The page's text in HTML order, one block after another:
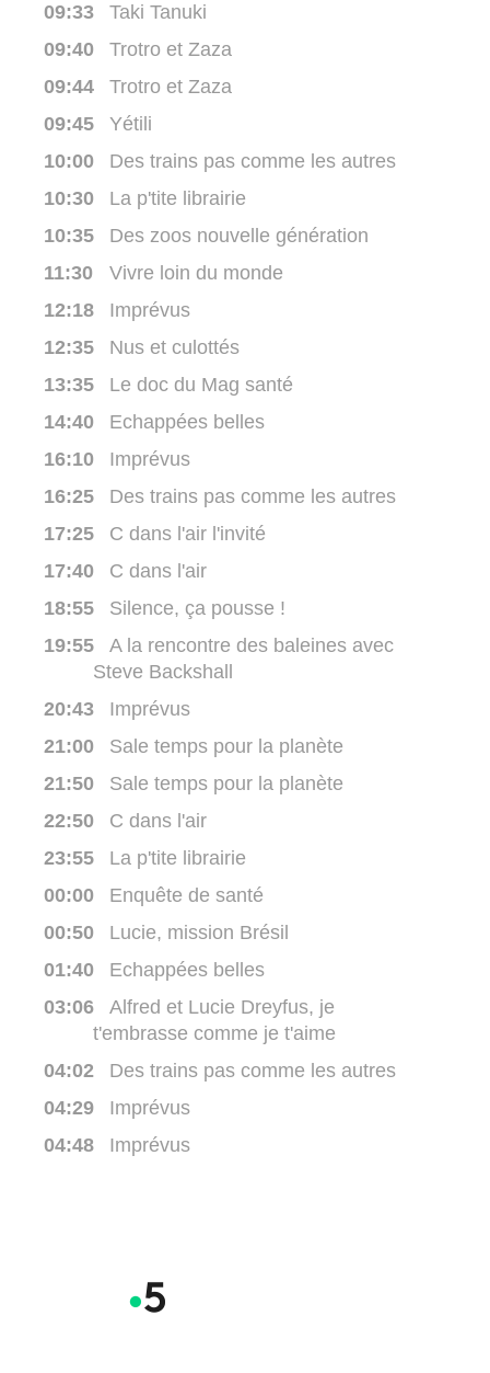
09:33Taki Tanuki
09:40Trotro et Zaza
09:44Trotro et Zaza
09:45Yétili
10:00Des trains pas comme les autres
10:30La p'tite librairie
10:35Des zoos nouvelle génération
11:30 Vivre loin du monde
12:18Imprévus
12:35Nus et culottés
13:35Le doc du Mag santé
14:40Echappées belles
16:10Imprévus
16:25Des trains pas comme les autres
17:25C dans l'air l'invité
17:40C dans l'air
18:55Silence, ça pousse !
19:55A la rencontre des baleines avec
Steve Backshall
20:43Imprévus
21:00Sale temps pour la planète
21:50Sale temps pour la planète
22:50C dans l'air
23:55La p'tite librairie
00:00Enquête de santé
00:50Lucie, mission Brésil
01:40Echappées belles
03:06Alfred et Lucie Dreyfus, je
t'embrasse comme je t'aime
04:02Des trains pas comme les autres
04:29Imprévus
04:48Imprévus